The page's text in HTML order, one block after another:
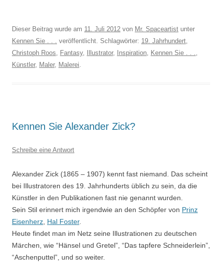
Dieser Beitrag wurde am 11. Juli 2012 von Mr. Spaceartist unter
Kennen Sie . . . veröffentlicht. Schlagwörter: 19. Jahrhundert,
Christoph Roos, Fantasy, Illustrator, Inspiration, Kennen Sie . . .,
Künstler, Maler, Malerei.
Kennen Sie Alexander Zick?
Schreibe eine Antwort
Alexander Zick (1865 – 1907) kennt fast niemand. Das scheint
bei Illustratoren des 19. Jahrhunderts üblich zu sein, da die
Künstler in den Publikationen fast nie genannt wurden.
Sein Stil erinnert mich irgendwie an den Schöpfer von Prinz
Eisenherz Hal Foster.
Heute findet man im Netz seine Illustrationen zu deutschen
Märchen, wie “Hänsel und Gretel”, “Das tapfere Schneiderlein”,
“Aschenputtel”, und so weiter.